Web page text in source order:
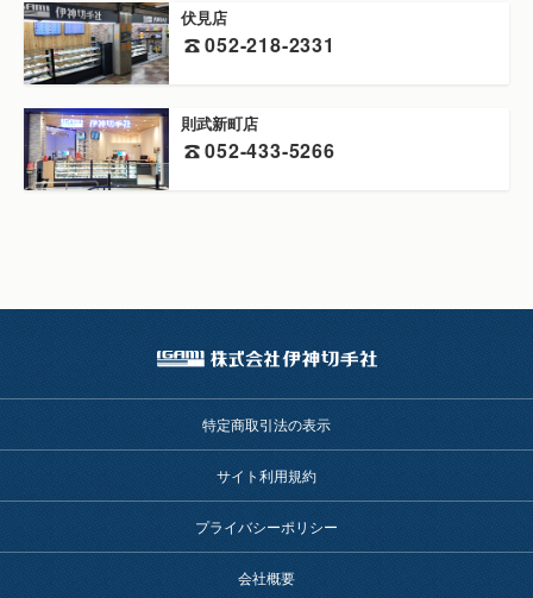
伏見店
052-218-2331
則武新町店
052-433-5266
特定商取引法の表示
サイト利用規約
プライバシーポリシー
会社概要